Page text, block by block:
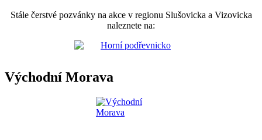
Stále čerstvé pozvánky na akce v regionu Slušovicka a Vizovicka
naleznete na:
Východní Morava